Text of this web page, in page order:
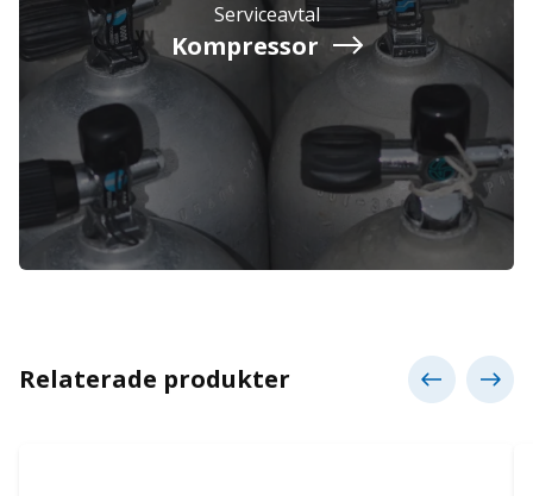
Serviceavtal
Kompressor
Relaterade produkter